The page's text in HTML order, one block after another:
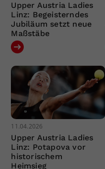
Upper Austria Ladies
Linz: Begeisterndes
Jubiläum setzt neue
Maßstäbe
11.04.2026
Upper Austria Ladies
Linz: Potapova vor
historischem
Heimsieg